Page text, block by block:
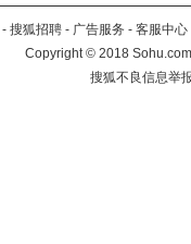
- 搜狐招聘 - 广告服务 - 客服中心
Copyright©2018
搜狐不良信息举